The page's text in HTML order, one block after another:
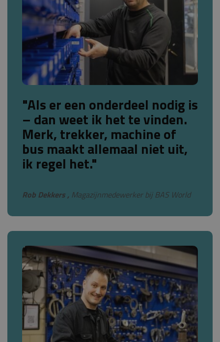
"Als er een onderdeel nodig is
– dan weet ik het te vinden.
Merk, trekker, machine of
bus maakt allemaal niet uit,
ik regel het."
Rob Dekkers , Magazijnmedewerker bij BAS World